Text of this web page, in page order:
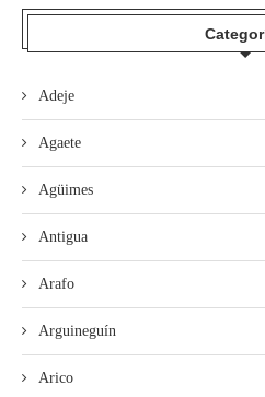
Adeje
Agaete
Agüimes
Antigua
Arafo
Arguineguín
Arico